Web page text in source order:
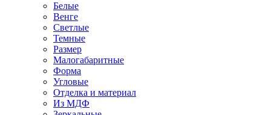
Белые
Венге
Светлые
Темные
Размер
Малогабаритные
Форма
Угловые
Отделка и материал
Из МДФ